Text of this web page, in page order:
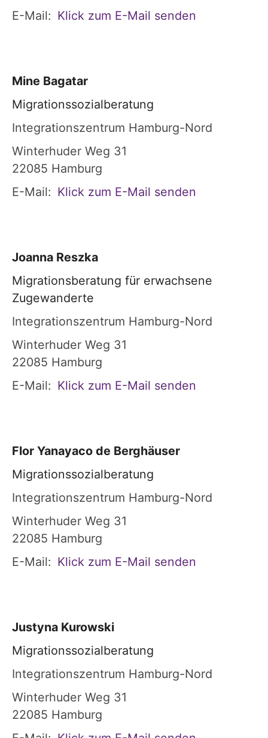
E-Mail: Klick zum E-Mail senden
Mine Bagatar
Migrationssozialberatung
Integrationszentrum Hamburg-Nord
Winterhuder Weg 31
22085 Hamburg
E-Mail: Klick zum E-Mail senden
Joanna Reszka
Migrationsberatung für erwachsene
Zugewanderte
Integrationszentrum Hamburg-Nord
Winterhuder Weg 31
22085 Hamburg
E-Mail: Klick zum E-Mail senden
Flor Yanayaco de Berghäuser
Migrationssozialberatung
Integrationszentrum Hamburg-Nord
Winterhuder Weg 31
22085 Hamburg
E-Mail: Klick zum E-Mail senden
Justyna Kurowski
Migrationssozialberatung
Integrationszentrum Hamburg-Nord
Winterhuder Weg 31
22085 Hamburg